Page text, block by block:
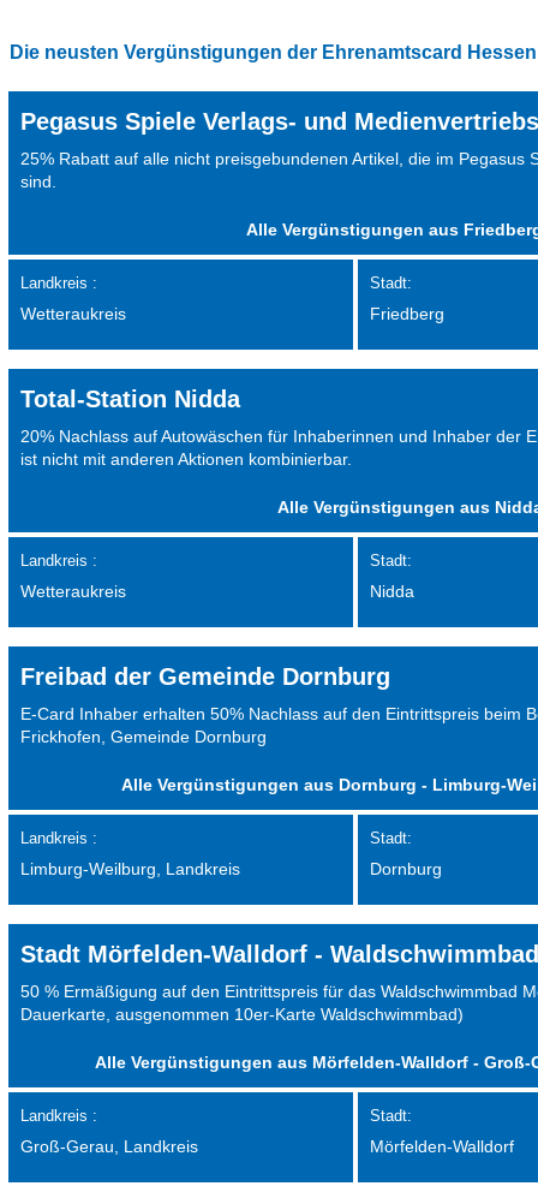
Die neusten Vergünstigungen der Ehrenamtscard Hessen
Pegasus Spiele Verlags- und
25% Rabatt auf alle nicht preisgebundenen Artikel, die im Pegasus
sind.
Alle Vergünstigungen aus
Landkreis :
Wetteraukreis
Stadt:
Friedberg
Total-Station Nidda
20% Nachlass auf Autowäschen für Inhaberinnen und Inhaber der
ist nicht mit anderen Aktionen kombinierbar.
Alle Vergünstigungen aus
Landkreis :
Wetteraukreis
Stadt:
Nidda
Freibad der Gemeinde Dornburg
E-Card Inhaber erhalten 50% Nachlass auf den Eintrittspreis beim
Frickhofen, Gemeinde Dornburg
Alle Vergünstigungen aus Dornburg - Limburg-
Landkreis :
Limburg-Weilburg, Landkreis
Stadt:
Dornburg
Stadt Mörfelden-Walldorf - Waldschwimmbad
50 % Ermäßigung auf den Eintrittspreis für das Waldschwimmbad
Dauerkarte, ausgenommen 10er-Karte Waldschwimmbad)
Alle Vergünstigungen aus Mörfelden-Walldorf -
Landkreis :
Groß-Gerau, Landkreis
Stadt:
Mörfelden-Walldorf